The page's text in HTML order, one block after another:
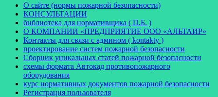
О сайте (нормы пожарной безопасности)
КОНСУЛЬТАЦИИ
библиотека для нормативщика ( П.Б. )
О КОМПАНИИ «ПРЕДПРИЯТИЕ ООО «АЛЬТАИР»
Контакты для связи с админом ( kontakty )
проектирование систем пожарной безопасности
Сборник уникальных статей пожарной безопасности
схемы формата Автокад противопожарного
оборудования
курс нормативных документов пожарной безопасности
Регистрация пользователя